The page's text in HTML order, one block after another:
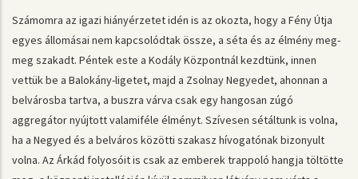
Számomra az igazi hiányérzetet idén is az okozta, hogy a Fény Útja
egyes állomásai nem kapcsolódtak össze, a séta és az élmény meg-
meg szakadt. Péntek este a Kodály Központnál kezdtünk, innen
vettük be a Balokány-ligetet, majd a Zsolnay Negyedet, ahonnan a
belvárosba tartva, a buszra várva csak egy hangosan zúgó
aggregátor nyújtott valamiféle élményt. Szívesen sétáltunk is volna,
ha a Negyed és a belváros közötti szakasz hívogatónak bizonyult
volna. Az Árkád folyosóit is csak az emberek trappoló hangja töltötte